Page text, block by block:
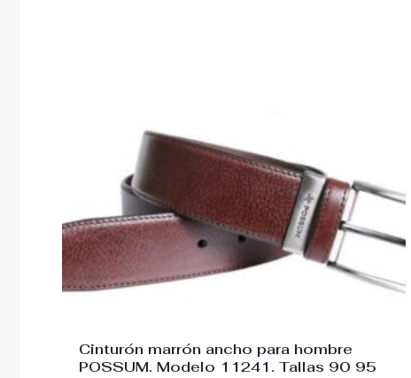
Cinturón marrón ancho para hombre
POSSUM. Modelo 11241. Tallas 90 95